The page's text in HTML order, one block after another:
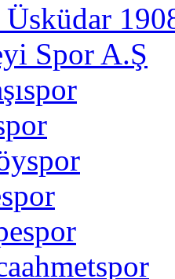
Spor A.Ş